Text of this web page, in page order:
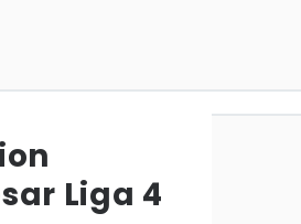
Liga 4